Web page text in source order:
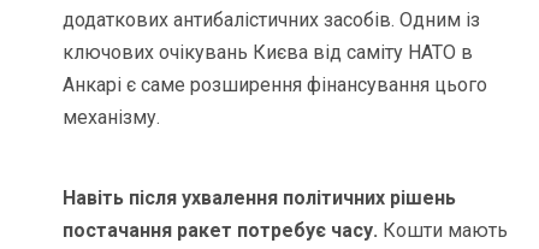
додаткових антибалістичних засобів. Одним із
ключових очікувань Києва від саміту НАТО в
Анкарі є саме розширення фінансування цього
механізму.
Навіть після ухвалення політичних рішень
постачання ракет потребує часу. Кошти мають